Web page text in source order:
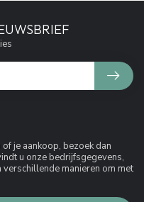
je aankoop, bezoek dan
u onze bedrijfsgegevens,
manieren om met